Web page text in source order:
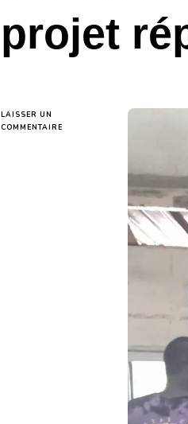
projet
LAISSER UN
COMMENTAIRE